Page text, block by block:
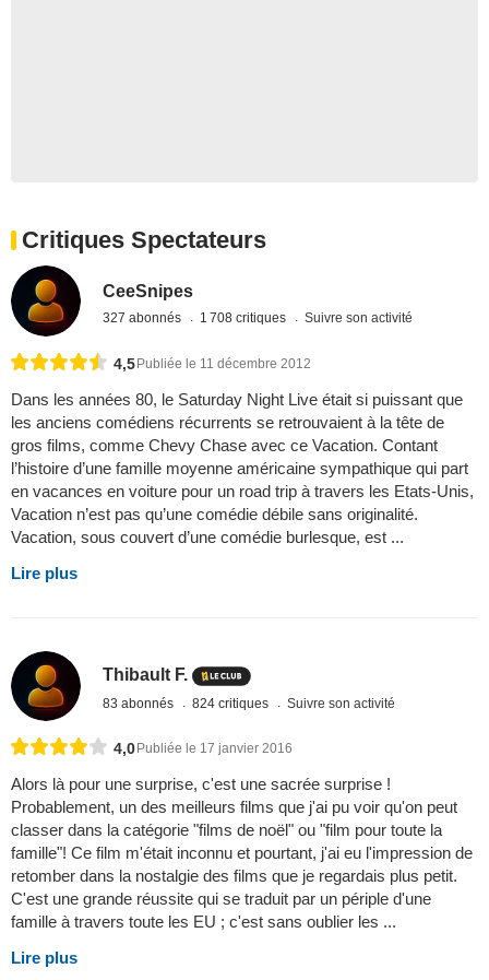
Critiques Spectateurs
CeeSnipes
327 abonnés 1 708 critiques Suivre son activité
4,5Publiée le 11 décembre 2012
Dans les années 80, le Saturday Night Live était si puissant que
les anciens comédiens récurrents se retrouvaient à la tête de
gros films, comme Chevy Chase avec ce Vacation. Contant
l’histoire d’une famille moyenne américaine sympathique qui part
en vacances en voiture pour un road trip à travers les Etats-Unis,
Vacation n’est pas qu’une comédie débile sans originalité.
Vacation, sous couvert d’une comédie burlesque, est ...
Lire plus
Thibault F.
83 abonnés 824 critiques Suivre son activité
4,0Publiée le 17 janvier 2016
Alors là pour une surprise, c'est une sacrée surprise !
Probablement, un des meilleurs films que j'ai pu voir qu'on peut
classer dans la catégorie "films de noël" ou "film pour toute la
famille"! Ce film m'était inconnu et pourtant, j'ai eu l'impression de
retomber dans la nostalgie des films que je regardais plus petit.
C'est une grande réussite qui se traduit par un périple d'une
famille à travers toute les EU ; c'est sans oublier les ...
Lire plus